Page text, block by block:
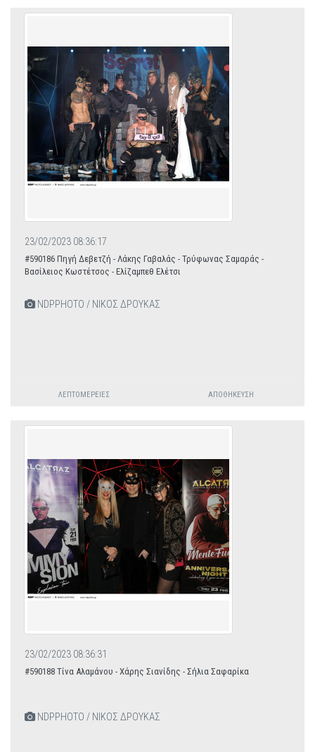
23/02/2023 08:36:17
#590186 Πηγή Δεβετζή - Λάκης Γαβαλάς - Τρύφωνας Σαμαράς -
Βασίλειος Κωστέτσος - Ελίζαμπεθ Ελέτσι
NDPPHOTO / ΝΙΚΟΣ ΔΡΟΥΚΑΣ
ΛΕΠΤΟΜΈΡΕΙΕΣ ΑΠΟΘΉΚΕΥΣΗ
23/02/2023 08:36:31
#590188 Τίνα Αλαμάνου - Χάρης Σιανίδης - Σήλια Σαφαρίκα
NDPPHOTO / ΝΙΚΟΣ ΔΡΟΥΚΑΣ